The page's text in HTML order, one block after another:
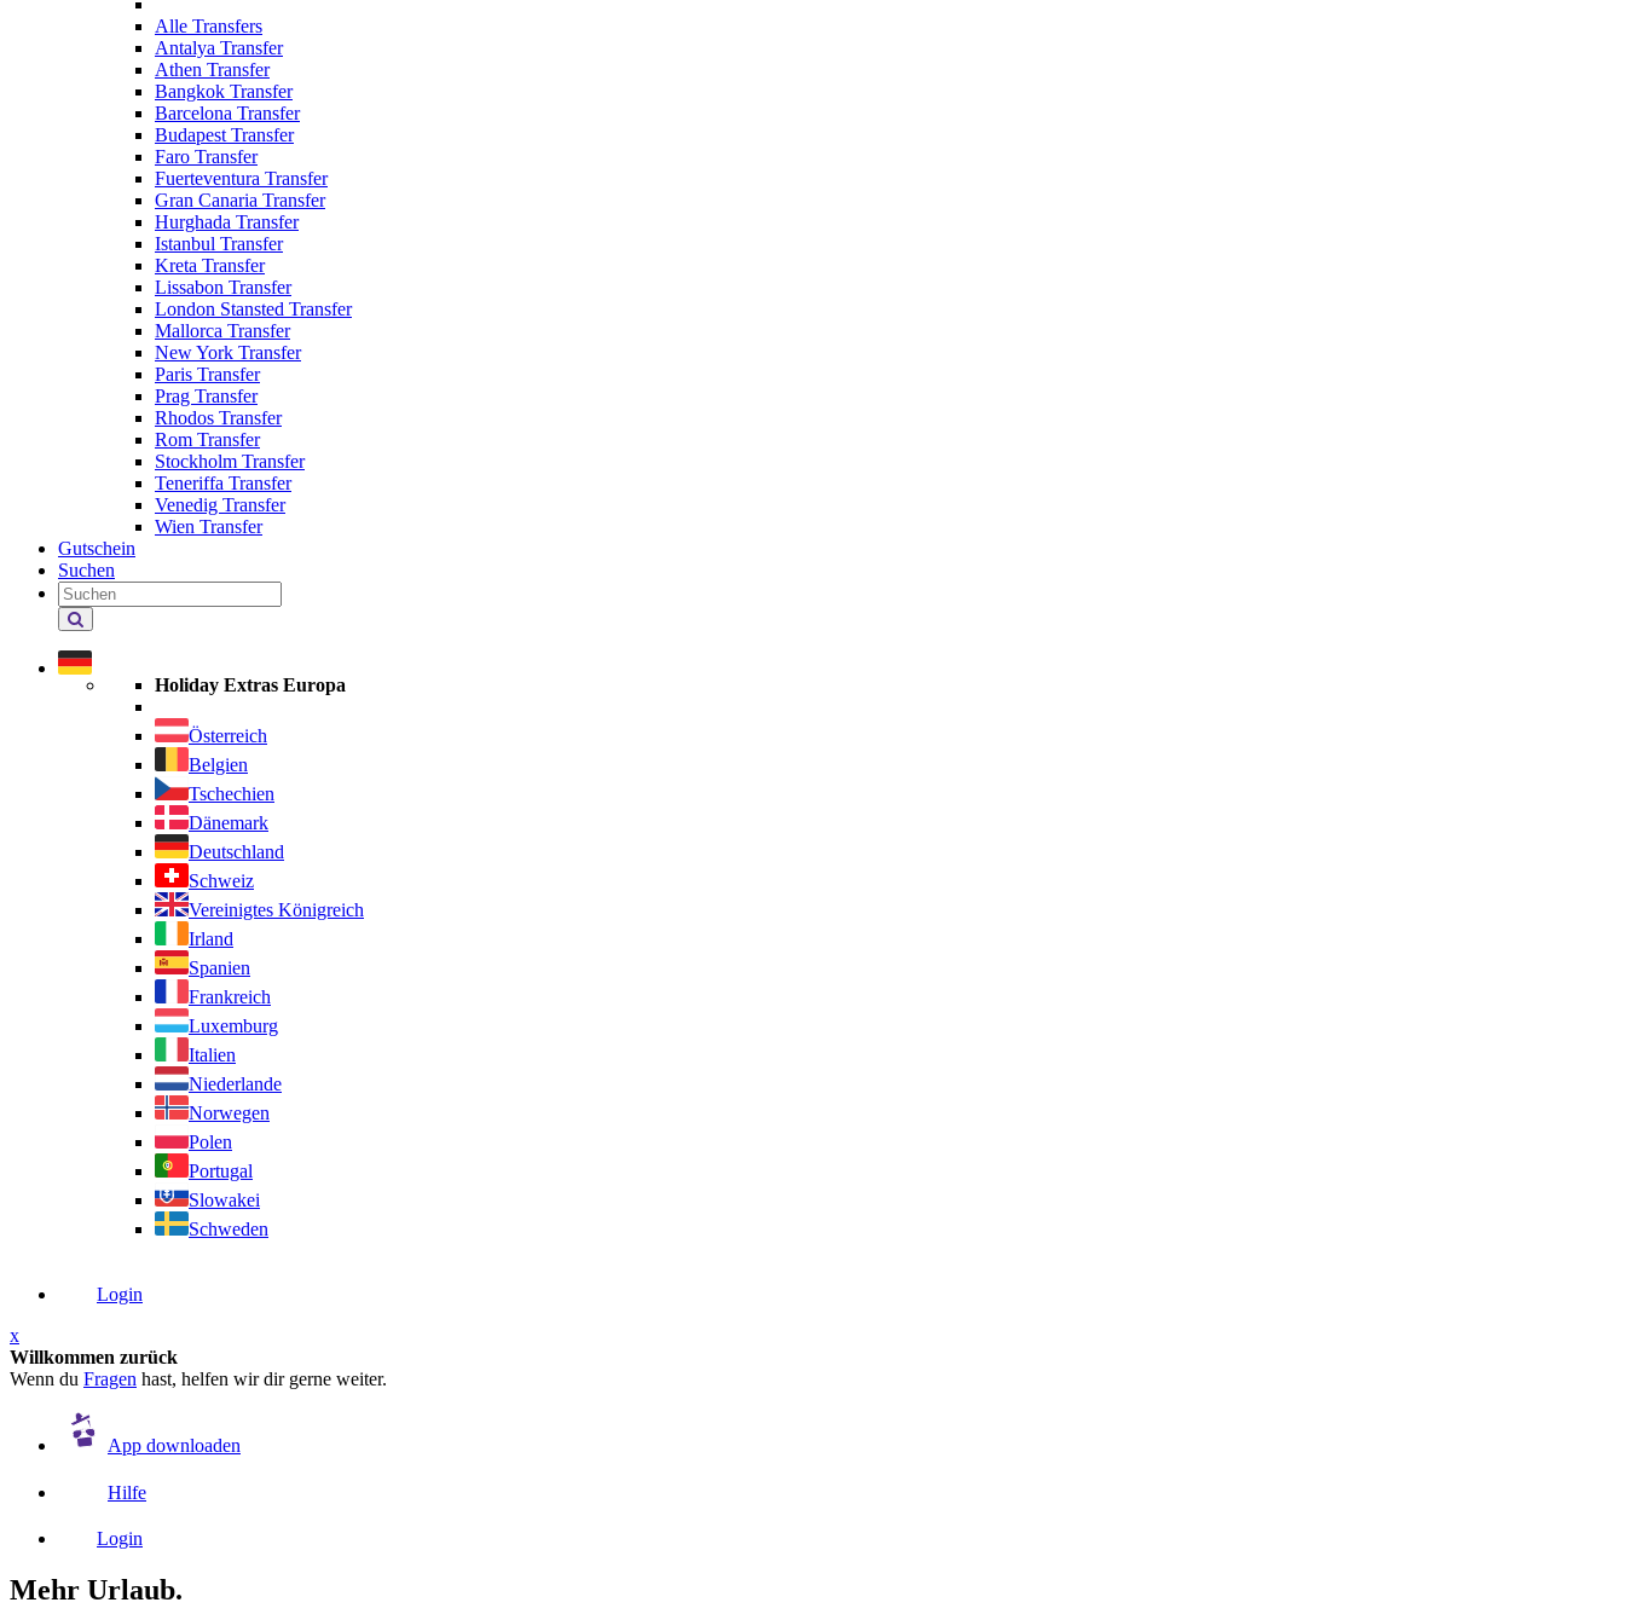
Alle Transfers
Antalya Transfer
Athen Transfer
Bangkok Transfer
Barcelona Transfer
Budapest Transfer
Faro Transfer
Fuerteventura Transfer
Gran Canaria Transfer
Hurghada Transfer
Istanbul Transfer
Kreta Transfer
Lissabon Transfer
London Stansted Transfer
Mallorca Transfer
New York Transfer
Paris Transfer
Prag Transfer
Rhodos Transfer
Rom Transfer
Stockholm Transfer
Teneriffa Transfer
Venedig Transfer
Wien Transfer
Gutschein
Suchen
Holiday Extras durchsuchen
Holiday Extras Europa
Österreich
Belgien
Tschechien
Dänemark
Deutschland
Schweiz
Vereinigtes Königreich
Irland
Spanien
Frankreich
Luxemburg
Italien
Niederlande
Norwegen
Polen
Portugal
Slowakei
Schweden
Login
x
Willkommen zurück
Wenn du Fragen hast, helfen wir dir gerne weiter.
App downloaden
Hilfe
Login
Mehr Urlaub.